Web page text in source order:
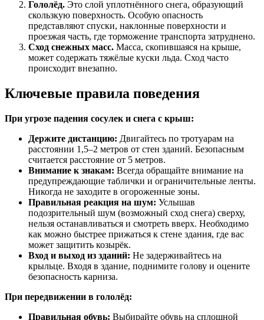
Гололёд. Это слой уплотнённого снега, образующий
скользкую поверхность. Особую опасность
представляют спуски, наклонные поверхности и
проезжая часть, где торможение транспорта затруднено.
Сход снежных масс. Масса, скопившаяся на крыше,
может содержать тяжёлые куски льда. Сход часто
происходит внезапно.
Ключевые правила поведения
При угрозе падения сосулек и снега с крыш:
Держите дистанцию: Двигайтесь по тротуарам на
расстоянии 1,5–2 метров от стен зданий. Безопасным
считается расстояние от 5 метров.
Внимание к знакам: Всегда обращайте внимание на
предупреждающие таблички и ограничительные ленты.
Никогда не заходите в огороженные зоны.
Правильная реакция на шум: Услышав
подозрительный шум (возможный сход снега) сверху,
нельзя останавливаться и смотреть вверх. Необходимо
как можно быстрее прижаться к стене здания, где вас
может защитить козырёк.
Вход и выход из зданий: Не задерживайтесь на
крыльце. Входя в здание, поднимите голову и оцените
безопасность карниза.
При передвижении в гололёд:
Правильная обувь: Выбирайте обувь на сплошной